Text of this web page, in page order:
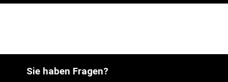
Sie haben Fragen?